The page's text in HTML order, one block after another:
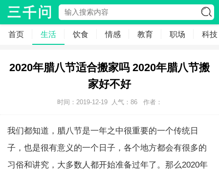
首页 生活 饮食 情感 教育 职场 科技
2020年腊八节适合搬家吗 2020年腊八节搬
家好不好
时间：2019-12-19 人气： 86 作者：
我们都知道，腊八节是一年之中很重要的一个传统日
子，也是很有意义的一个日子，各个地方都会有很多的
习俗和讲究，大多数人都开始准备过年了。那么2020年